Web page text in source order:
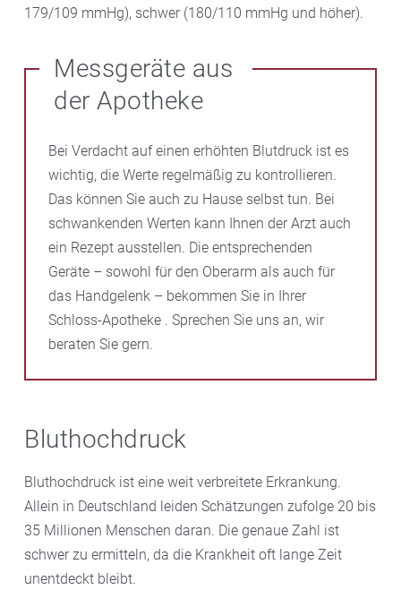
179/109 mmHg), schwer (180/110 mmHg und höher).
Messgeräte aus
der Apotheke
Bei Verdacht auf einen erhöhten Blutdruck ist es
wichtig, die Werte regelmäßig zu kontrollieren.
Das können Sie auch zu Hause selbst tun. Bei
schwankenden Werten kann Ihnen der Arzt auch
ein Rezept ausstellen. Die entsprechenden
Geräte – sowohl für den Oberarm als auch für
das Handgelenk – bekommen Sie in Ihrer
Schloss-Apotheke . Sprechen Sie uns an, wir
beraten Sie gern.
Bluthochdruck
Bluthochdruck ist eine weit verbreitete Erkrankung.
Allein in Deutschland leiden Schätzungen zufolge 20 bis
35 Millionen Menschen daran. Die genaue Zahl ist
schwer zu ermitteln, da die Krankheit oft lange Zeit
unentdeckt bleibt.